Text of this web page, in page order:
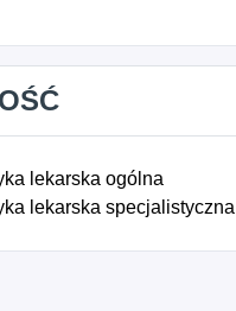
lekarska ogólna
lekarska specjalistyczna